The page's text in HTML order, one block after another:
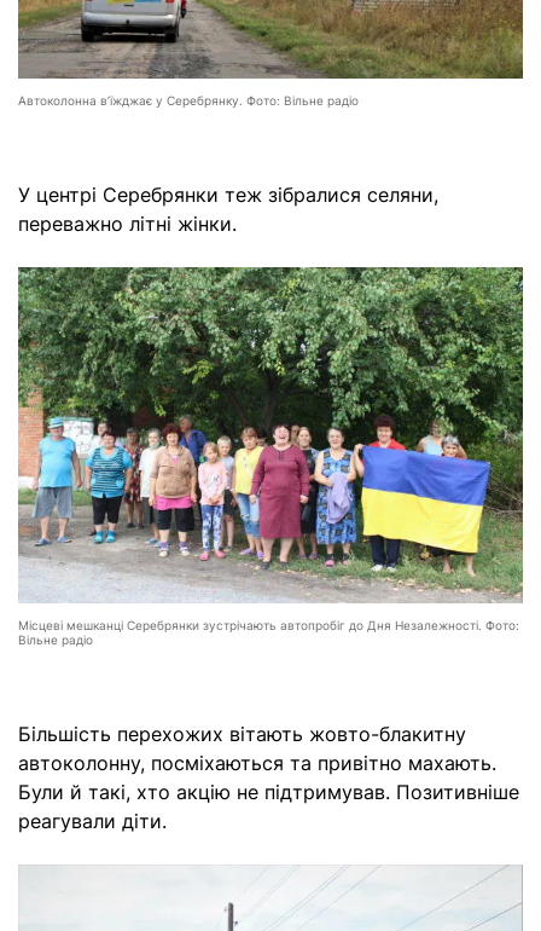
Автоколонна в’їжджає у Серебрянку. Фото: Вільне радіо
У центрі Серебрянки теж зібралися селяни,
переважно літні жінки.
Місцеві мешканці Серебрянки зустрічають автопробіг до Дня Незалежності. Фото:
Вільне радіо
Більшість перехожих вітають жовто-блакитну
автоколонну, посміхаються та привітно махають.
Були й такі, хто акцію не підтримував. Позитивніше
реагували діти.